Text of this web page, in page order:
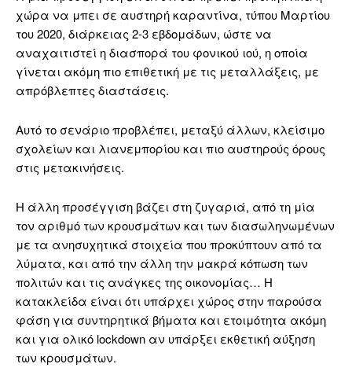
χώρα να μπει σε αυστηρή καραντίνα, τύπου Μαρτίου
του 2020, διάρκειας 2-3 εβδομάδων, ώστε να
αναχαιτιστεί η διασπορά του φονικού ιού, η οποία
γίνεται ακόμη πιο επιθετική με τις μεταλλάξεις, με
απρόβλεπτες διαστάσεις.
Αυτό το σενάριο προβλέπει, μεταξύ άλλων, κλείσιμο
σχολείων και λιανεμπορίου και πιο αυστηρούς όρους
στις μετακινήσεις.
Η άλλη προσέγγιση βάζει στη ζυγαριά, από τη μία
τον αριθμό των κρουσμάτων και των διασωληνωμένων
με τα ανησυχητικά στοιχεία που προκύπτουν από τα
λύματα, και από την άλλη την μακρά κόπωση των
πολιτών και τις ανάγκες της οικονομίας… Η
κατακλείδα είναι ότι υπάρχει χώρος στην παρούσα
φάση για συντηρητικά βήματα και ετοιμότητα ακόμη
και για ολικό lockdown αν υπάρξει εκθετική αύξηση
των κρουσμάτων.